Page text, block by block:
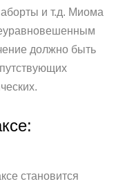
и т.д. Миома
должно быть
становится